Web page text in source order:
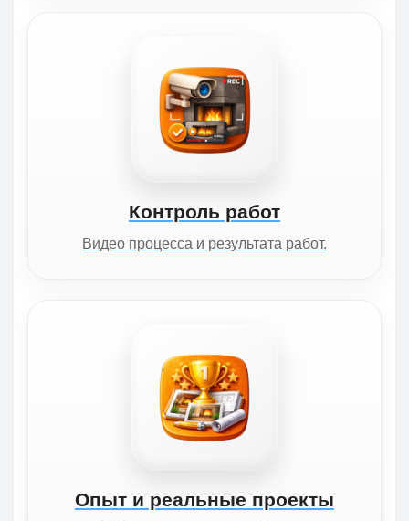
Контроль работ
Видео процесса и результата работ.
Опыт и реальные проекты